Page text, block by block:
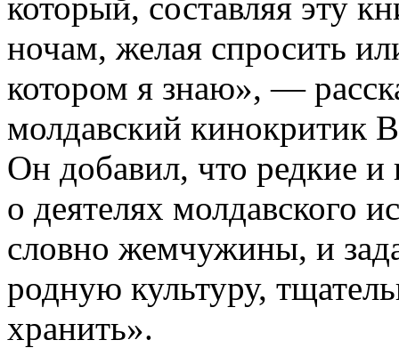
ночам, желая спросить
котором я знаю», —
молдавский кинокритик
Он добавил, что редкие и
о деятелях молдавского
словно жемчужины, и
родную культуру,
хранить».